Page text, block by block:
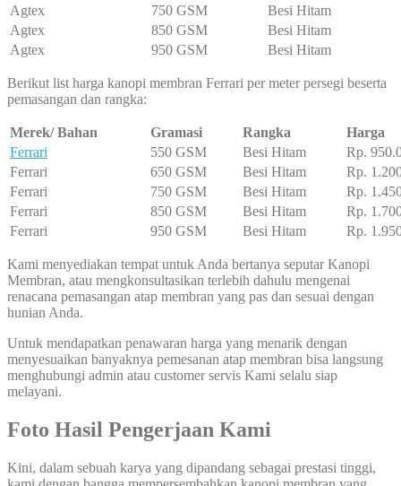
Agtex
750 GSM
Besi Hitam
Agtex
850 GSM
Besi Hitam
Agtex
950 GSM Besi Hitam
Berikut list harga kanopi membran Ferrari per meter persegi beserta
pemasangan dan rangka:
Merek/ Bahan Gramasi Rangka
Harga
Ferrari
550 GSM Besi Hitam
Rp.
Ferrari
650 GSM Besi Hitam
Rp.
Ferrari
750 GSM Besi Hitam
Rp.
Ferrari
850 GSM Besi Hitam
Rp.
Ferrari
950 GSM Besi Hitam Rp.
Kami menyediakan tempat untuk Anda bertanya seputar Kanopi
Membran, atau mengkonsultasikan terlebih dahulu mengenai
renacana pemasangan atap membran yang pas dan sesuai dengan
hunian Anda.
Untuk mendapatkan penawaran harga yang menarik dengan
menyesuaikan banyaknya pemesanan atap membran bisa langsung
menghubungi admin atau customer servis Kami selalu siap
melayani.
Foto Hasil Pengerjaan Kami
Kini, dalam sebuah karya yang dipandang sebagai prestasi tinggi,